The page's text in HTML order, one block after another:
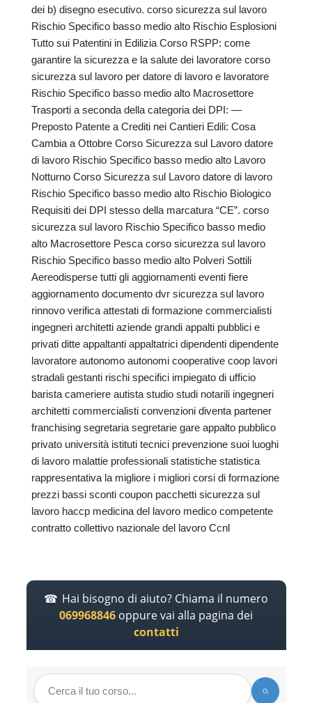
dei b) disegno esecutivo. corso sicurezza sul lavoro
Rischio Specifico basso medio alto Rischio Esplosioni
Tutto sui Patentini in Edilizia Corso RSPP: come
garantire la sicurezza e la salute dei lavoratore corso
sicurezza sul lavoro per datore di lavoro e lavoratore
Rischio Specifico basso medio alto Macrosettore
Trasporti a seconda della categoria dei DPI: —
Preposto Patente a Crediti nei Cantieri Edili: Cosa
Cambia a Ottobre Corso Sicurezza sul Lavoro datore
di lavoro Rischio Specifico basso medio alto Lavoro
Notturno Corso Sicurezza sul Lavoro datore di lavoro
Rischio Specifico basso medio alto Rischio Biologico
Requisiti dei DPI stesso della marcatura “CE”. corso
sicurezza sul lavoro Rischio Specifico basso medio
alto Macrosettore Pesca corso sicurezza sul lavoro
Rischio Specifico basso medio alto Polveri Sottili
Aereodisperse tutti gli aggiornamenti eventi fiere
aggiornamento documento dvr sicurezza sul lavoro
rinnovo verifica attestati di formazione commercialisti
ingegneri architetti aziende grandi appalti pubblici e
privati ditte appaltanti appaltatrici dipendenti dipendente
lavoratore autonomo autonomi cooperative coop lavori
stradali gestanti rischi specifici impiegato di ufficio
barista cameriere autista studio studi notarili ingegneri
architetti commercialisti convenzioni diventa partener
franchising segretaria segretarie gare appalto pubblico
privato università istituti tecnici prevenzione suoi luoghi
di lavoro malattie professionali statistiche statistica
rappresentativa la migliore i migliori corsi di formazione
prezzi bassi sconti coupon pacchetti sicurezza sul
lavoro haccp medicina del lavoro medico competente
contratto collettivo nazionale del lavoro Ccnl
Hai bisogno di aiuto? Chiama il numero
069968846 oppure vai alla pagina dei
contatti